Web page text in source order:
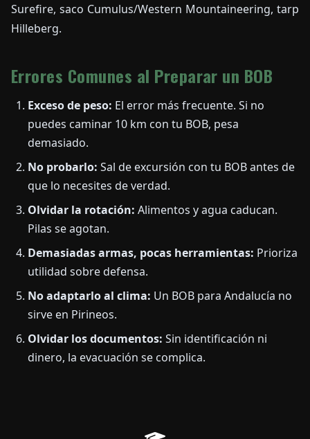
Surefire, saco Cumulus/Western Mountaineering, tarp
Hilleberg.
Errores Comunes al Preparar un BOB
Exceso de peso: El error más frecuente. Si no
puedes caminar 10 km con tu BOB, pesa
demasiado.
No probarlo: Sal de excursión con tu BOB antes de
que lo necesites de verdad.
Olvidar la rotación: Alimentos y agua caducan.
Pilas se agotan.
Demasiadas armas, pocas herramientas: Prioriza
utilidad sobre defensa.
No adaptarlo al clima: Un BOB para Andalucía no
sirve en Pirineos.
Olvidar los documentos: Sin identificación ni
dinero, la evacuación se complica.